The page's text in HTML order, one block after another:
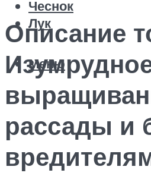
Чеснок
Лук
Меню
Описание
рассады и